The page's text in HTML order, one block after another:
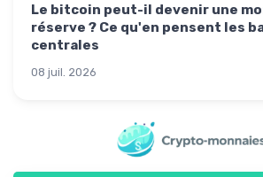
Le bitcoin peut-il devenir une
réserve ? Ce qu'en pensent les
centrales
08 juil. 2026